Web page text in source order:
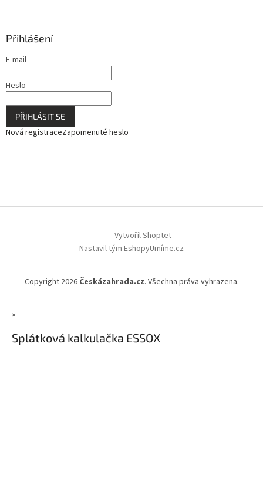
Přihlášení
E-mail
Heslo
PŘIHLÁSIT SE
Nová registraceZapomenuté heslo
Vytvořil Shoptet
Nastavil tým EshopyUmíme.cz
Copyright 2026 Českázahrada.cz. Všechna práva vyhrazena.
×
Splátková kalkulačka ESSOX